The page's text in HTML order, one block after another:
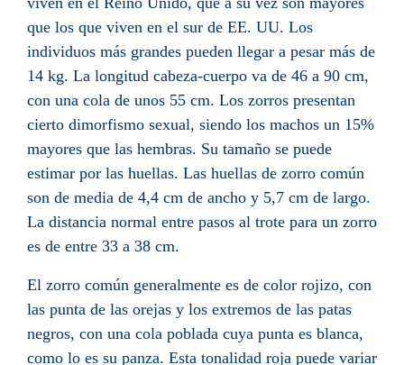
que los que viven en el sur de EE. UU. Los
individuos más grandes pueden llegar a pesar más de
14 kg. La longitud cabeza-cuerpo va de 46 a 90 cm,
con una cola de unos 55 cm. Los zorros presentan
cierto dimorfismo sexual, siendo los machos un 15%
mayores que las hembras. Su tamaño se puede
estimar por las huellas. Las huellas de zorro común
son de media de 4,4 cm de ancho y 5,7 cm de largo.
La distancia normal entre pasos al trote para un zorro
es de entre 33 a 38 cm.
El zorro común generalmente es de color rojizo, con
las punta de las orejas y los extremos de las patas
negros, con una cola poblada cuya punta es blanca,
como lo es su panza. Esta tonalidad roja puede variar